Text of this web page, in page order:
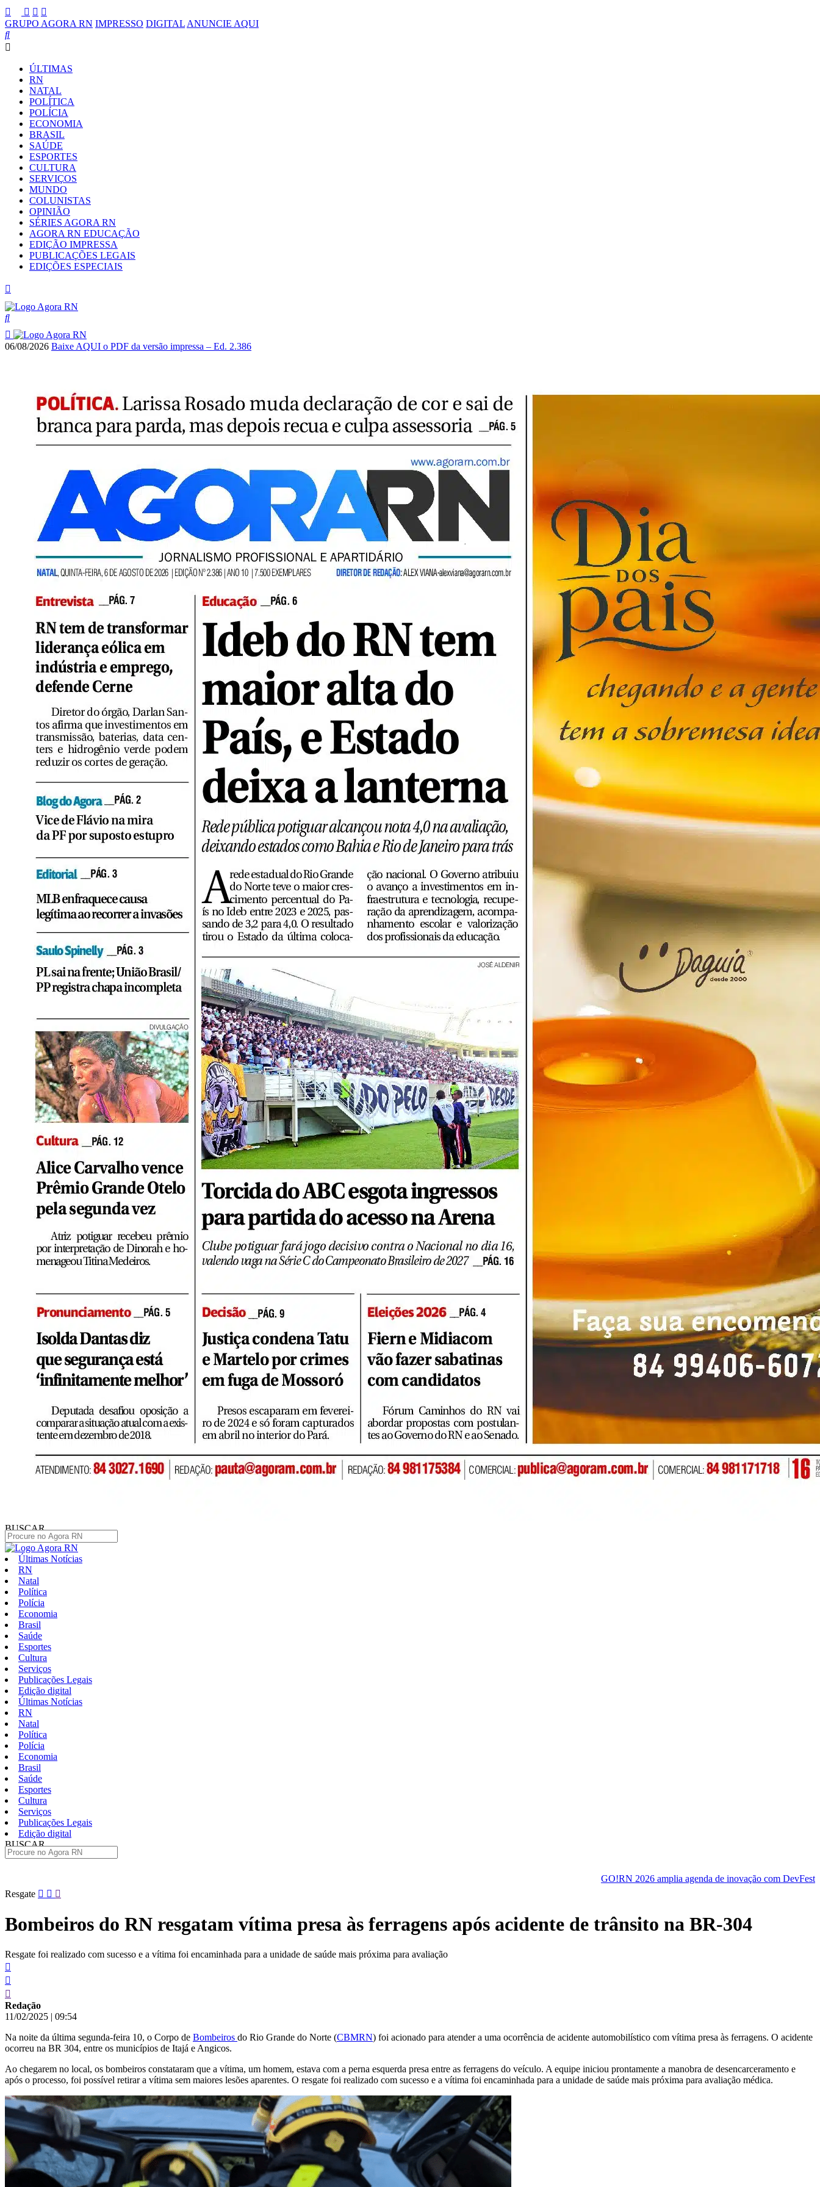
GRUPO AGORA RN IMPRESSO DIGITAL ANUNCIE AQUI
ÚLTIMAS
RN
NATAL
POLÍTICA
POLÍCIA
ECONOMIA
BRASIL
SAÚDE
ESPORTES
CULTURA
SERVIÇOS
MUNDO
COLUNISTAS
OPINIÃO
SÉRIES AGORA RN
AGORA RN EDUCAÇÃO
EDIÇÃO IMPRESSA
PUBLICAÇÕES LEGAIS
EDIÇÕES ESPECIAIS
06/08/2026 Baixe AQUI o PDF da versão impressa – Ed. 2.386
BUSCAR
Últimas Notícias
RN
Natal
Política
Polícia
Economia
Brasil
Saúde
Esportes
Cultura
Serviços
Publicações Legais
Edição digital
Últimas Notícias
RN
Natal
Política
Polícia
Economia
Brasil
Saúde
Esportes
Cultura
Serviços
Publicações Legais
Edição digital
BUSCAR
GO!RN 2026 amplia agenda de inovação com DevFest e semana de
Pular
para
conteúdo
Resgate
Bombeiros do RN resgatam vítima presa às ferragens após acidente de trânsito na BR-304
Resgate foi realizado com sucesso e a vítima foi encaminhada para a unidade de saúde mais próxima para avaliação
Redação
11/02/2025 | 09:54
Na noite da última segunda-feira 10, o Corpo de Bombeiros do Rio Grande do Norte (CBMRN) foi acionado para atender a uma ocorrência de acidente automobilístico com vítima presa às ferragens. O acidente
ocorreu na BR 304, entre os municípios de Itajá e Angicos.
Ao chegarem no local, os bombeiros constataram que a vítima, um homem, estava com a perna esquerda presa entre as ferragens do veículo. A equipe iniciou prontamente a manobra de desencarceramento e
após o processo, foi possível retirar a vítima sem maiores lesões aparentes. O resgate foi realizado com sucesso e a vítima foi encaminhada para a unidade de saúde mais próxima para avaliação médica.